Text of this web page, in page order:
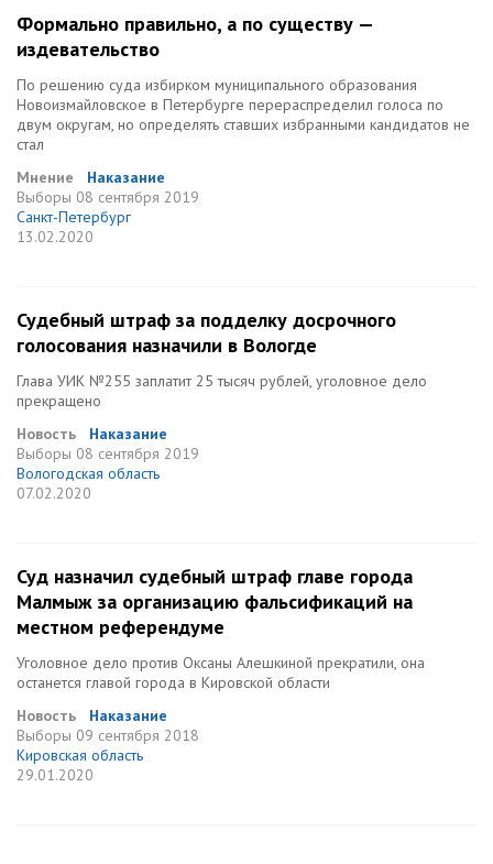
Формально правильно, а по существу —
издевательство
По решению суда избирком муниципального образования
Новоизмайловское в Петербурге перераспределил голоса по
двум округам, но определять ставших избранными кандидатов не
стал
Мнение
Наказание
Выборы 08 сентября 2019
Санкт-Петербург
13.02.2020
Судебный штраф за подделку досрочного
голосования назначили в Вологде
Глава УИК №255 заплатит 25 тысяч рублей, уголовное дело
прекращено
Новость
Наказание
Выборы 08 сентября 2019
Вологодская область
07.02.2020
Суд назначил судебный штраф главе города
Малмыж за организацию фальсификаций на
местном референдуме
Уголовное дело против Оксаны Алешкиной прекратили, она
останется главой города в Кировской области
Новость
Наказание
Выборы 09 сентября 2018
Кировская область
29.01.2020